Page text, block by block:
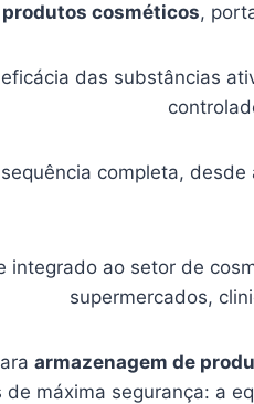
cosméticos,
das substâncias
completa,
integrado ao setor de
supermercados,
armazenagem de
de máxima segurança: a